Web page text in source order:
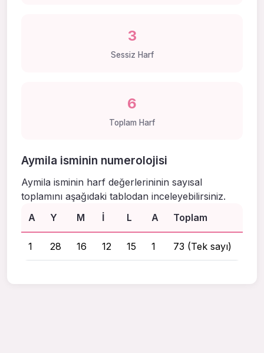
3
Sessiz Harf
6
Toplam Harf
Aymila isminin numerolojisi
Aymila isminin harf değerlerininin sayısal
toplamını aşağıdaki tablodan inceleyebilirsiniz.
A
Y M I L A Toplam
1 28 16 12 15 1 73 (Tek sayı)